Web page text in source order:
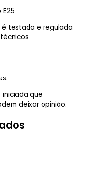
testada e regulada
iniciada que
deixar opinião.